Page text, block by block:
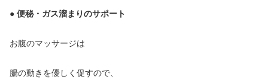
● 便秘・ガス溜まりのサポート
お腹のマッサージは
腸の動きを優しく促すので、